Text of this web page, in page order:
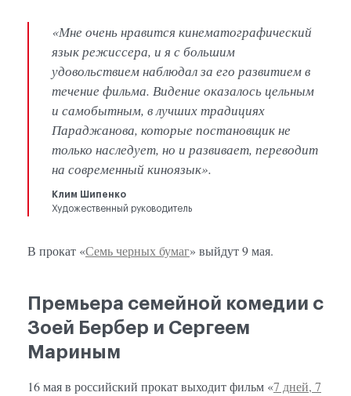
«Мне очень нравится кинематографический
язык режиссера, и я с большим
удовольствием наблюдал за его развитием в
течение фильма. Видение оказалось цельным
и самобытным, в лучших традициях
Параджанова, которые постановщик не
только наследует, но и развивает, переводит
на современный киноязык».
Клим Шипенко
Художественный руководитель
В прокат «Семь черных бумаг» выйдут 9 мая.
Премьера семейной комедии с
Зоей Бербер и Сергеем
Мариным
16 мая в российский прокат выходит фильм «7 дней, 7